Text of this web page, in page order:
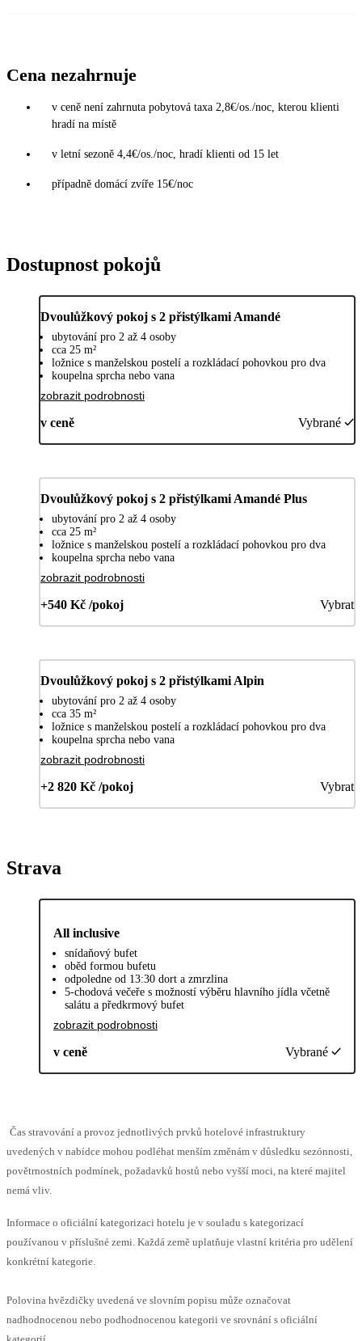
Cena nezahrnuje
v ceně není zahrnuta pobytová taxa 2,8€/os./noc, kterou klienti
hradí na místě
v letní sezoně 4,4€/os./noc, hradí klienti od 15 let
případně domácí zvíře 15€/noc
Dostupnost pokojů
Dvoulůžkový pokoj s 2 přistýlkami Amandé
ubytování pro 2 až 4 osoby
cca 25 m²
ložnice s manželskou postelí a rozkládací pohovkou pro dva
koupelna sprcha nebo vana
zobrazit podrobnosti
v ceně Vybrané
Dvoulůžkový pokoj s 2 přistýlkami Amandé Plus
ubytování pro 2 až 4 osoby
cca 25 m²
ložnice s manželskou postelí a rozkládací pohovkou pro dva
koupelna sprcha nebo vana
zobrazit podrobnosti
+540 Kč /pokoj Vybrat
Dvoulůžkový pokoj s 2 přistýlkami Alpin
ubytování pro 2 až 4 osoby
cca 35 m²
ložnice s manželskou postelí a rozkládací pohovkou pro dva
koupelna sprcha nebo vana
zobrazit podrobnosti
+2 820 Kč /pokoj Vybrat
Strava
All inclusive
snídaňový bufet
oběd formou bufetu
odpoledne od 13:30 dort a zmrzlina
5-chodová večeře s možností výběru hlavního jídla včetně
salátu a předkrmový bufet
zobrazit podrobnosti
v ceně Vybrané
Čas stravování a provoz jednotlivých prvků hotelové infrastruktury
uvedených v nabídce mohou podléhat menším změnám v důsledku sezónnosti,
povětrnostních podmínek, požadavků hostů nebo vyšší moci, na které majitel
nemá vliv.
Informace o oficiální kategorizaci hotelu je v souladu s kategorizací
používanou v příslušné zemi. Každá země uplatňuje vlastní kritéria pro udělení
konkrétní kategorie.
Polovina hvězdičky uvedená ve slovním popisu může označovat
nadhodnocenou nebo podhodnocenou kategorii ve srovnání s oficiální